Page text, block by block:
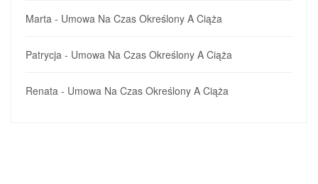
Marta - Umowa Na Czas Określony A Ciąża
Patrycja - Umowa Na Czas Określony A Ciąża
Renata - Umowa Na Czas Określony A Ciąża